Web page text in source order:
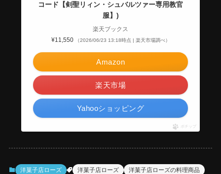
コード【剣聖リィン・シュバルツァー専用教官
服】)
楽天ブックス
¥11,550
（2026/06/23 13:18時点 | 楽天市場調べ）
Amazon
楽天市場
Yahooショッピング
ポチップ
洋菓子店ローズ 洋菓子店ローズ 洋菓子店ローズの料理商品